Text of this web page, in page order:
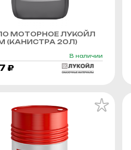
МОТОРНОЕ ЛУКОЙЛ
(КАНИСТРА 20Л)
В наличии
₽